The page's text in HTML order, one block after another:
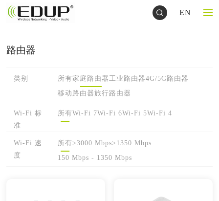
EN
路由器
类别 所有家庭路由器工业路由器4G/5G路由器
移动路由器旅行路由器
Wi-Fi 标
准
所有Wi-Fi 7Wi-Fi 6Wi-Fi 5Wi-Fi 4
Wi-Fi 速
度
所有 >3000 Mbps>1350 Mbps
150 Mbps - 1350 Mbps